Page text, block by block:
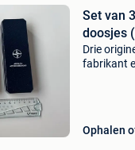
Set van
doosjes
Drie
fabrikant
Ophalen